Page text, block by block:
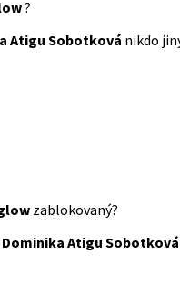
?
Atigu Sobotková nikdo
zablokovaný?
Dominika Atigu Sobotková